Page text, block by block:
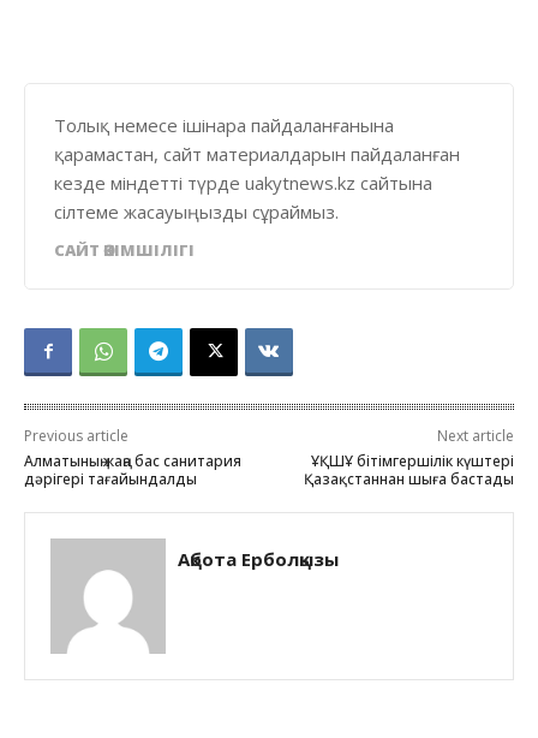
Толық немесе ішінара пайдаланғанына
қарамастан, сайт материалдарын пайдаланған
кезде міндетті түрде uakytnews.kz сайтына
сілтеме жасауыңызды сұраймыз.
САЙТ ӘКІМШІЛІГІ
Previous article
Алматының жаңа бас санитария
дәрігері тағайындалды
Next article
ҰҚШҰ бітімгершілік күштері
Қазақстаннан шыға бастады
Ақбота Ерболқызы